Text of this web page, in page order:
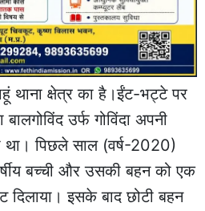
थाना क्षेत्र का है।ईंट-भट्टे पर
उर्फ गोविंदा अपनी
था। पिछले साल (वर्ष-2020)
बच्‍ची और उसकी बहन को एक
इसके बाद छोटी बहन